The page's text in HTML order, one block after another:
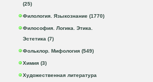
(25)
Филология. Языкознание (1770)
Философия. Логика. Этика.
Эстетика (7)
Фольклор. Мифология (549)
Химия (3)
Художественная литература